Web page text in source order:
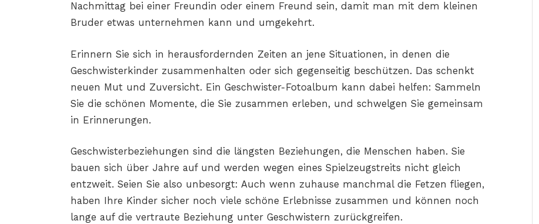
Nachmittag bei einer Freundin oder einem Freund sein, damit man mit dem kleinen
Bruder etwas unternehmen kann und umgekehrt.
Erinnern Sie sich in herausfordernden Zeiten an jene Situationen, in denen die
Geschwisterkinder zusammenhalten oder sich gegenseitig beschützen. Das schenkt
neuen Mut und Zuversicht. Ein Geschwister-Fotoalbum kann dabei helfen: Sammeln
Sie die schönen Momente, die Sie zusammen erleben, und schwelgen Sie gemeinsam
in Erinnerungen.
Geschwisterbeziehungen sind die längsten Beziehungen, die Menschen haben. Sie
bauen sich über Jahre auf und werden wegen eines Spielzeugstreits nicht gleich
entzweit. Seien Sie also unbesorgt: Auch wenn zuhause manchmal die Fetzen fliegen,
haben Ihre Kinder sicher noch viele schöne Erlebnisse zusammen und können noch
lange auf die vertraute Beziehung unter Geschwistern zurückgreifen.